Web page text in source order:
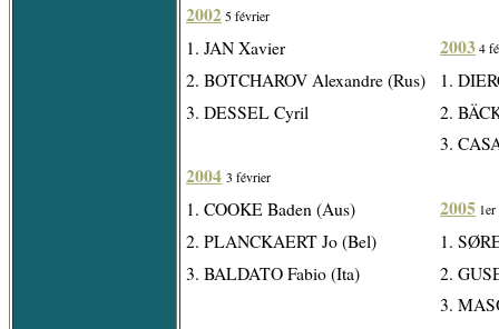
2002 5 février
1. JAN Xavier
2. BOTCHAROV Alexandre (Rus)
3. DESSEL Cyril
2004 3 février
1. COOKE Baden (Aus)
2. PLANCKAERT Jo (Bel)
3. BALDATO Fabio (Ita)
2003 4
1.
2.
3.
2005
1.
2.
3.